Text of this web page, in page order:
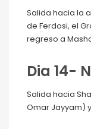
Salida hacia la
de Ferdosi, el
regreso a
Dia 14-
Salida hacia
Omar Jayyam)